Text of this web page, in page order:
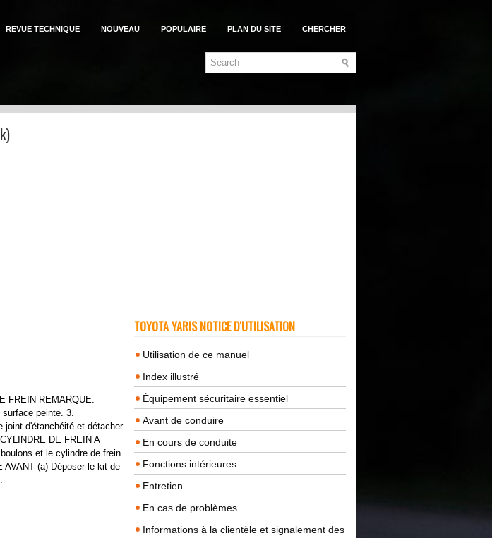
REVUE TECHNIQUE NOUVEAU POPULAIRE PLAN DU SITE CHERCHER
FREIN REMARQUE:
peinte. 3.
joint d'étanchéité et détacher
DE FREIN A
et le cylindre de frein
(a) Déposer le kit de
TOYOTA YARIS NOTICE D'UTILISATION
Utilisation de ce manuel
Index illustré
Équipement sécuritaire essentiel
Avant de conduire
En cours de conduite
Fonctions intérieures
Entretien
En cas de problèmes
Informations à la clientèle et signalement des